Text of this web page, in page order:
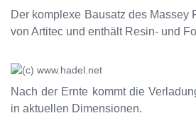
Der komplexe Bausatz des Massey
von Artitec und enthält Resin- und
Nach der Ernte kommt die
in aktuellen Dimensionen.